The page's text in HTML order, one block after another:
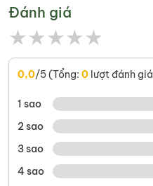
Đánh giá
★★★★★
0,0/5 (Tổng: 0 lượt đánh giá
1 sao
2 sao
3 sao
4 sao